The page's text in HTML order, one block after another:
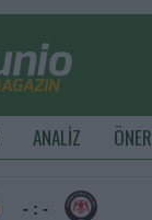
ANALİZ
- : -